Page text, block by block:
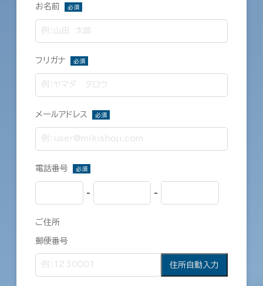
お名前 必須
フリガナ 必須
メールアドレス 必須
電話番号 必須
- -
ご住所
郵便番号
住所自動入力